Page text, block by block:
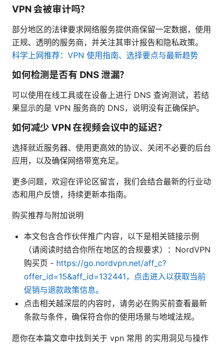
VPN 会被审计吗？
部分地区的法律要求网络服务提供商保留一定数据，使用
正规、透明的服务商，并关注其审计报告和隐私政策。
科学上网推荐：VPN 使用指南、选择要点与最新趋势
如何检测是否有 DNS 泄漏？
可以使用在线工具或在设备上进行 DNS 查询测试，若结
果显示的是 VPN 服务商的 DNS，说明没有正确保护。
如何减少 VPN 在视频会议中的延迟？
选择就近服务器、使用更高效的协议、关闭不必要的后台
应用，以及确保网络带宽充足。
更多问题，欢迎在评论区留言，我们会结合最新的行业动
态和用户反馈，持续更新本指南。
购买推荐与附加说明
本文包含合作伙伴推广内容，以下是相关链接示例
（请阅读时结合你所在地区的合规要求）：NordVPN
购买页 - https://go.nordvpn.net/aff_c?
offer_id=15&aff_id=132441，点击进入以获取当前
促销与退款政策信息。
点击相关越深层的内容时，请务必在购买前查看最新
条款与条件，确保符合你的使用场景与地域法规。
愿你在本篇文章中找到关于 vpn 常用 的实用洞见与操作